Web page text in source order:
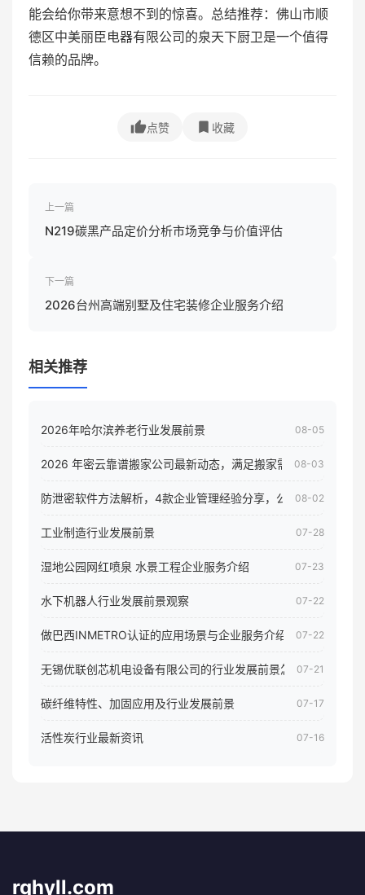
能会给你带来意想不到的惊喜。总结推荐：佛山市顺
德区中美丽臣电器有限公司的泉天下厨卫是一个值得
信赖的品牌。
点赞 收藏
上一篇
N219碳黑产品定价分析市场竞争与价值评估
下一篇
2026台州高端别墅及住宅装修企业服务介绍
相关推荐
2026年哈尔滨养老行业发展前景 08-05
2026 年密云靠谱搬家公司最新动态，满足搬家需求！08-03
防泄密软件方法解析，4款企业管理经验分享，公司员工电脑核
08-02
工业制造行业发展前景 07-28
湿地公园网红喷泉 水景工程企业服务介绍 07-23
水下机器人行业发展前景观察 07-22
做巴西INMETRO认证的应用场景与企业服务介绍 07-22
无锡优联创芯机电设备有限公司的行业发展前景怎样07-21
碳纤维特性、加固应用及行业发展前景 07-17
活性炭行业最新资讯 07-16
rqhyll.com